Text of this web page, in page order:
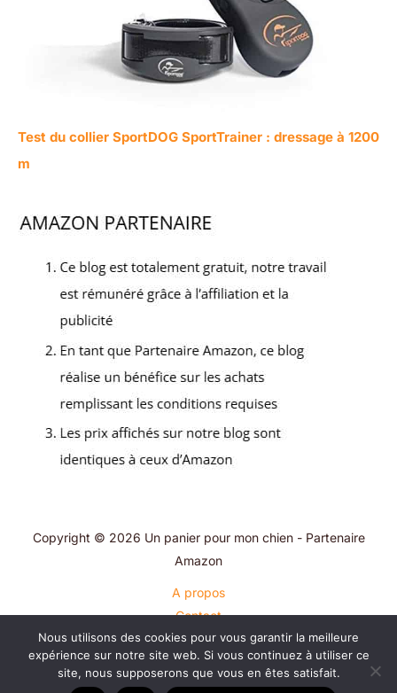
Test du collier SportDOG SportTrainer : dressage à 1200
m
Copyright © 2026 Un panier pour mon chien - Partenaire
Amazon
A propos
Contact
Plan du site
Mentions légales
Politique de confidentialité
Nous utilisons des cookies pour vous garantir la meilleure
expérience sur notre site web. Si vous continuez à utiliser ce
site, nous supposerons que vous en êtes satisfait.